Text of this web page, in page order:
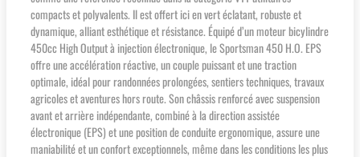
compacts et polyvalents. Il est offert ici en vert éclatant, robuste et
dynamique, alliant esthétique et résistance. Équipé d’un moteur bicylindre
450cc High Output à injection électronique, le Sportsman 450 H.O. EPS
offre une accélération réactive, un couple puissant et une traction
optimale, idéal pour randonnées prolongées, sentiers techniques, travaux
agricoles et aventures hors route. Son châssis renforcé avec suspension
avant et arrière indépendante, combiné à la direction assistée
électronique (EPS) et une position de conduite ergonomique, assure une
maniabilité et un confort exceptionnels, même dans les conditions les plus